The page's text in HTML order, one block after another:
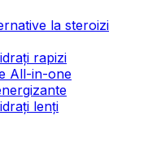
la steroizi
rapizi
All-in-one
lenți